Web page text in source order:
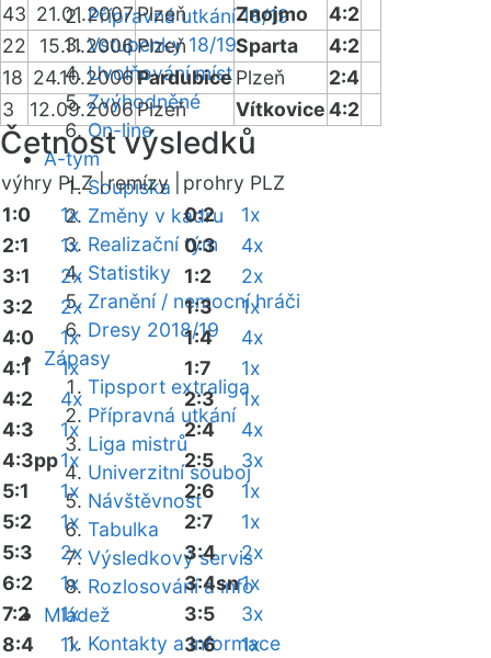
Přípravná utkání 18/19
Vstupenky 18/19
Uvolňování míst
Zvýhodněné
On-line
A-tým
Soupiska
Změny v kádru
Realizační tým
Statistiky
Zranění / nemocní hráči
Dresy 2018/19
Zápasy
Tipsport extraliga
Přípravná utkání
Liga mistrů
Univerzitní souboj
Návštěvnost
Tabulka
Výsledkový servis
Rozlosování a info
Mládež
Kontakty a informace
43 21.01.2007Plzeň Znojmo
4:2
22
15.11.2006Plzeň Sparta
4:2
18 24.10.2006PardubicePlzeň
2:4
3
12.09.2006Plzeň Vítkovice4:2
Četnost výsledků
výhry PLZ |remízy |
prohry PLZ
1:0
1x
2:1
1x
3:1
2x
3:2
2x
4:0
1x
4:1
1x
4:2
4x
4:3
1x
4:3pp1x
5:1
1x
5:2
1x
5:3
2x
6:2
1x
7:2
1x
8:4
1x
0:2
1x
0:3
4x
1:2
2x
1:3
1x
1:4
4x
1:7
1x
2:3
1x
2:4
4x
2:5
3x
2:6
1x
2:7
1x
3:4
2x
3:4sn1x
3:5
3x
3:6
1x